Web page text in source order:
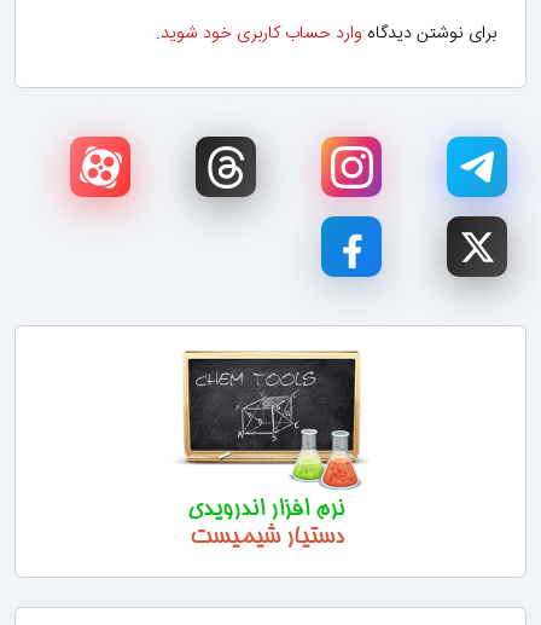
برای نوشتن دیدگاه وارد حساب کاربری خود شوید.